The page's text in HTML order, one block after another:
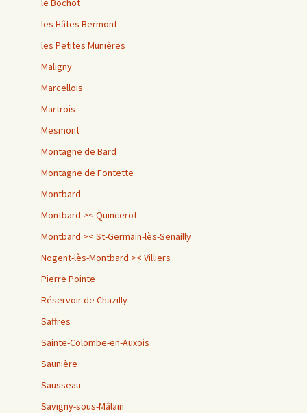
le Bochot
les Hâtes Bermont
les Petites Munières
Maligny
Marcellois
Martrois
Mesmont
Montagne de Bard
Montagne de Fontette
Montbard
Montbard >< Quincerot
Montbard >< St-Germain-lès-Senailly
Nogent-lès-Montbard >< Villiers
Pierre Pointe
Réservoir de Chazilly
Saffres
Sainte-Colombe-en-Auxois
Saunière
Sausseau
Savigny-sous-Mâlain